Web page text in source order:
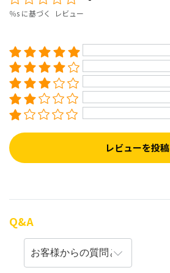
％s に基づく レビュー
レビューを投稿
Q&A